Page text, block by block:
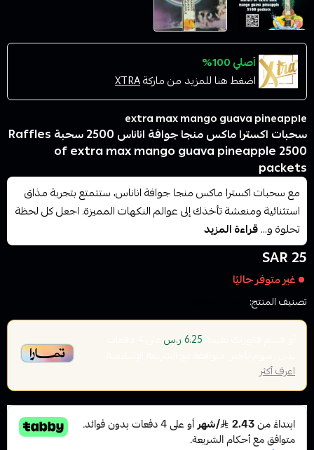
أصلي 100%
اضغط هنا للمزيد من ماركةXTRA
extra max mango guava pineapple
سحبات اكسترا ماكس منجا جوافة اناناس 2500 سحبة Raffles
of extra max mango guava pineapple 2500
packets
مع سحبات اكسترا ماكس منجا جوافة اناناس، ستتمتع بتجربة مذاق
استثنائية ومنعشة تأخذك إلى عوالم النكهات المميزة. اجعل كل لحظة
تحلوة و...قراءة المزيد
25 SAR
غير متوفر حاليًا
تصنيف المنتج:
6.25 ر.س
اعرف أكثر